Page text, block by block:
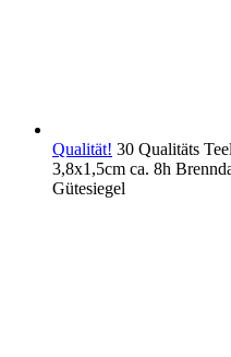
Qualität! 30 Qualitäts
3,8x1,5cm ca. 8h
Gütesiegel